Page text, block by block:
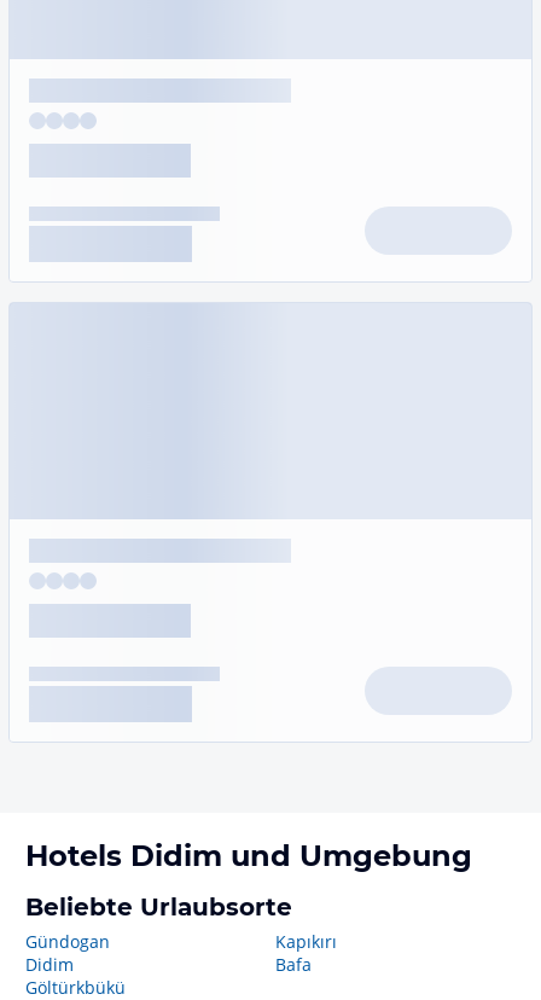
Hotels Didim und Umgebung
Beliebte Urlaubsorte
Gündogan
Didim
Göltürkbükü
Kapıkırı
Bafa